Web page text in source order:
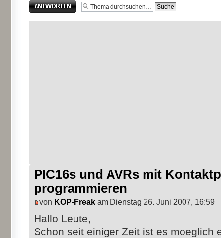
Antwort erstellen
PIC16s und AVRs mit
programmieren
von KOP-Freak am Dienstag 26. Juni 2007, 16:59
Hallo Leute,
Schon seit einiger Zeit ist es moeglich